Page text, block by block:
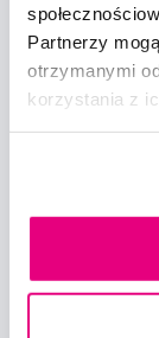
Partnerzy
otrzymanymi
korzystania z
Wszystko o
Warunki handlowe
Sposoby dostawy
Warto
Marki